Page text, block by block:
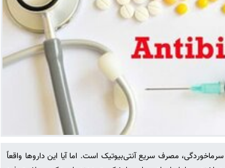
مصرف سریع آنتی‌بیوتیک است. اما آیا این داروها واقعاً